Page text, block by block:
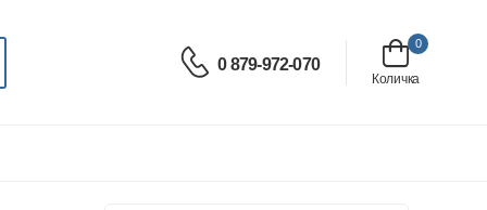
0 879-972-070
0
Количка